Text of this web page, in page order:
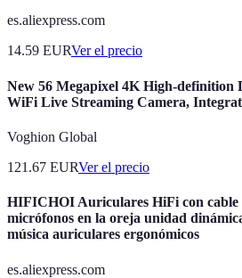
es.aliexpress.com
14.59 EURVer el precio
New 56 Megapixel 4K High-definition
WiFi Live Streaming Camera,
Voghion Global
121.67 EURVer el precio
HIFICHOI Auriculares HiFi con cable
micrófonos en la oreja unidad
música auriculares ergonómicos
es.aliexpress.com